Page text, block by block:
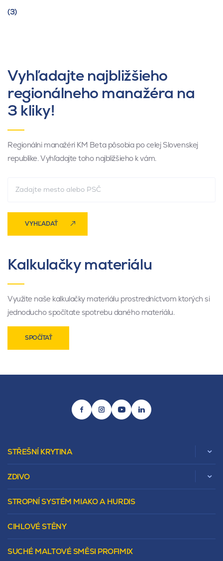
(3)
Vyhľadajte najbližšieho
regionálneho manažéra na
3 kliky!
Regionálni manažéri KM Beta pôsobia po celej Slovenskej
republike. Vyhľadajte toho najbližšieho k vám.
VYHĽADAŤ
Kalkulačky materiálu
Využite naše kalkulačky materiálu prostredníctvom ktorých si
jednoducho spočítate spotrebu daného materiálu.
SPOČÍTAŤ
STŘEŠNÍ KRYTINA
Beta
Sedlová
Valbová
Mansardová
ZDIVO
Tepelnoizolačný prvok
Vencovky
Preklady
STROPNÍ SYSTÉM MIAKO A HURDIS
CIHLOVÉ STĚNY
SUCHÉ MALTOVÉ SMĚSI PROFIMIX